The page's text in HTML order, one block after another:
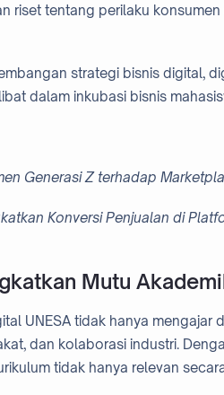
riset tentang perilaku
strategi bisnis digital,
dalam inkubasi bisnis
Generasi Z terhadap
Konversi Penjualan di
Mutu
UNESA tidak hanya
dan kolaborasi industri.
tidak hanya relevan